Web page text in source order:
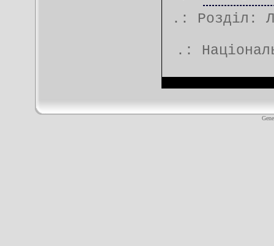
.: Розділ:
.: